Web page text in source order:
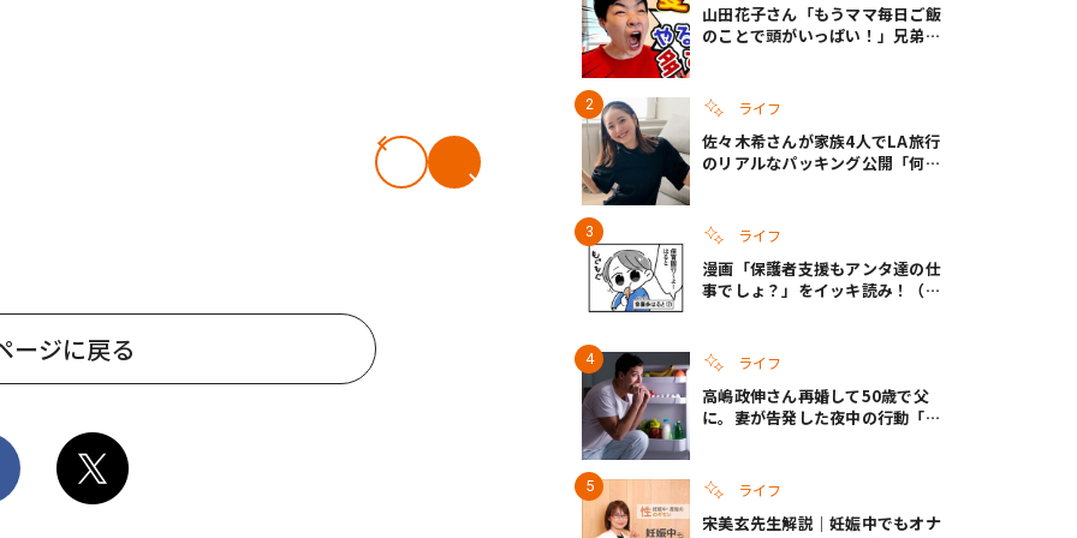
ージに戻る
山田花子さん「もうママ毎日ご飯
のことで頭がいっぱい！」兄弟夏
ライフ
佐々木希さんが家族4人でLA旅行
のリアルなパッキング公開「何が
ライフ
漫画「保護者支援もアンタ達の仕
事でしょ？」をイッキ読み！（右
ライフ
高嶋政伸さん再婚して50歳で父
に。妻が告発した夜中の行動「こ
ライフ
宋美玄先生解説｜妊娠中でもオナ